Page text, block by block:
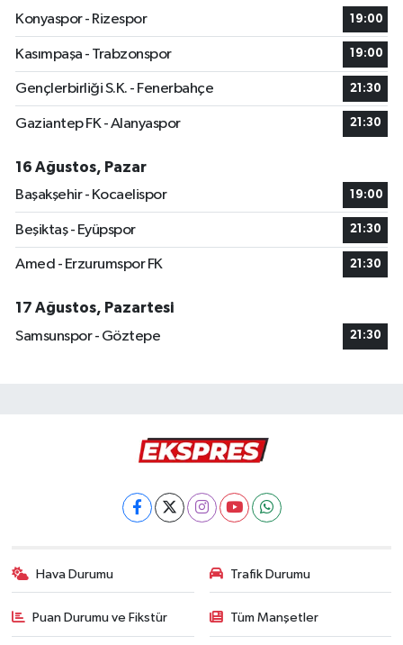
Konyaspor - Rizespor
19:00
Kasımpaşa - Trabzonspor 19:00
Gençlerbirliği S.K. - Fenerbahçe 21:30
Gaziantep FK - Alanyaspor 21:30
16 Ağustos, Pazar
Başakşehir - Kocaelispor
19:00
Beşiktaş - Eyüpspor 21:30
Amed - Erzurumspor FK 21:30
17 Ağustos, Pazartesi
Samsunspor - Göztepe
21:30
Hava Durumu Trafik Durumu
Puan Durumu ve Fikstür Tüm Manşetler